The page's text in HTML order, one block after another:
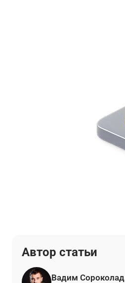
Автор статьи
Вадим Сороколад